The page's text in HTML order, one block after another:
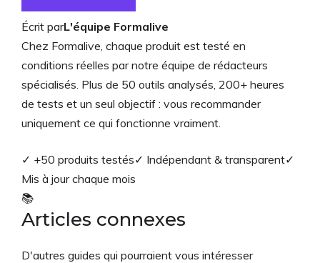
Écrit parL'équipe Formalive
Chez Formalive, chaque produit est testé en
conditions réelles par notre équipe de rédacteurs
spécialisés. Plus de 50 outils analysés, 200+ heures
de tests et un seul objectif : vous recommander
uniquement ce qui fonctionne vraiment.
✓ +50 produits testés✓ Indépendant & transparent✓
Mis à jour chaque mois
📚
Articles connexes
D'autres guides qui pourraient vous intéresser